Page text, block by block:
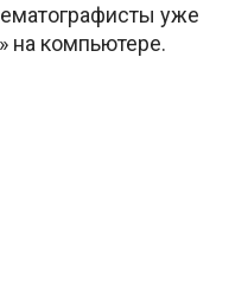
уже
на компьютере.